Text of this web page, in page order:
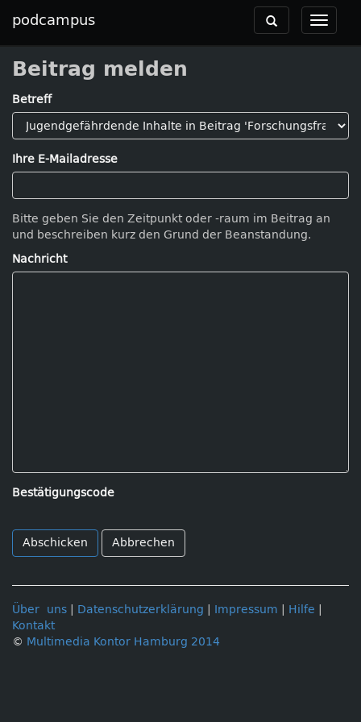
podcampus
Toggle
Toggle
navigation
Beitrag melden
Betreff
Ihre E-Mailadresse
Bitte geben Sie den Zeitpunkt oder -raum im Beitrag an
und beschreiben kurz den Grund der Beanstandung.
Nachricht
Bestätigungscode
Abbrechen
Über uns Datenschutzerklärung Impressum Hilfe
Kontakt
© Multimedia Kontor Hamburg 2014